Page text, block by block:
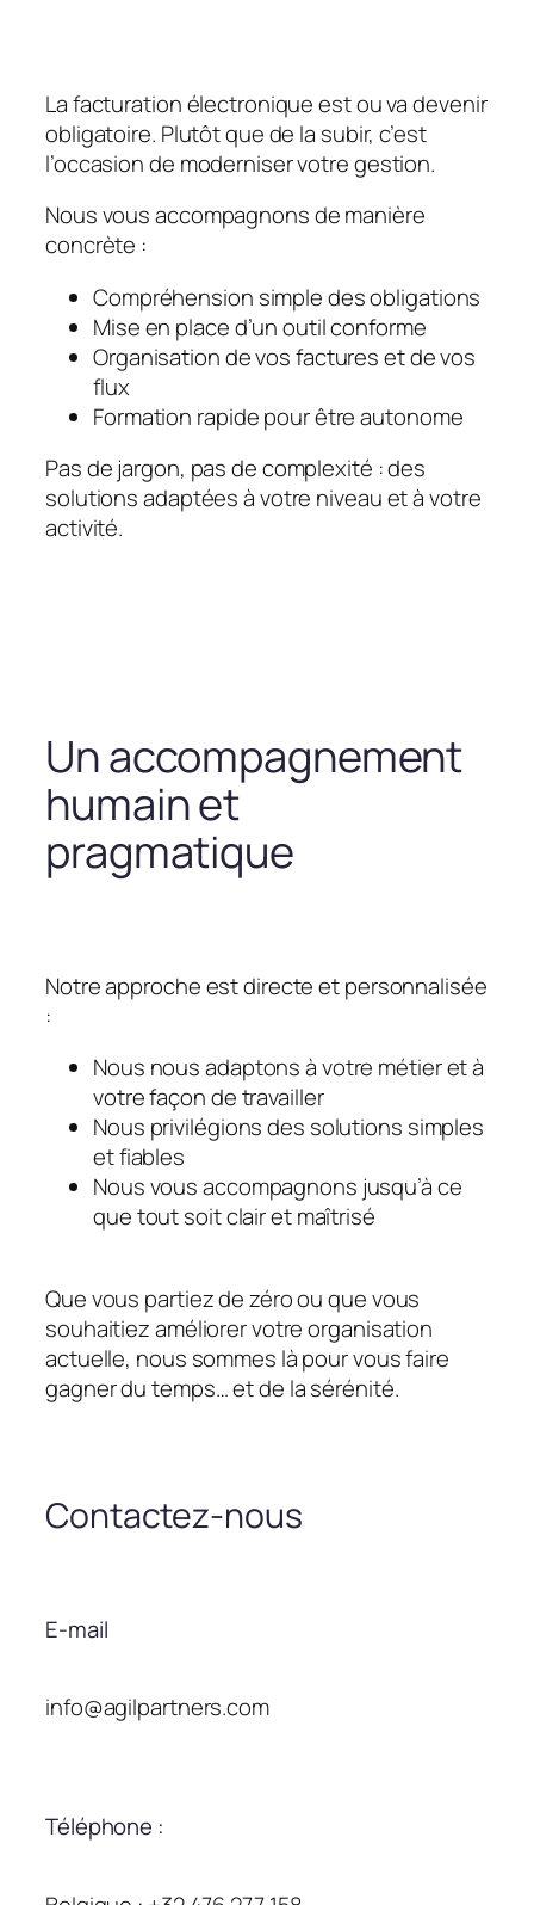
La facturation électronique est ou va devenir
obligatoire. Plutôt que de la subir, c’est
l’occasion de moderniser votre gestion.
Nous vous accompagnons de manière
concrète :
Compréhension simple des obligations
Mise en place d’un outil conforme
Organisation de vos factures et de vos
flux
Formation rapide pour être autonome
Pas de jargon, pas de complexité : des
solutions adaptées à votre niveau et à votre
activité.
Un accompagnement
humain et
pragmatique
Notre approche est directe et personnalisée
:
Nous nous adaptons à votre métier et à
votre façon de travailler
Nous privilégions des solutions simples
et fiables
Nous vous accompagnons jusqu’à ce
que tout soit clair et maîtrisé
Que vous partiez de zéro ou que vous
souhaitiez améliorer votre organisation
actuelle, nous sommes là pour vous faire
gagner du temps… et de la sérénité.
Contactez-nous
E-mail
info@agilpartners.com
Téléphone :